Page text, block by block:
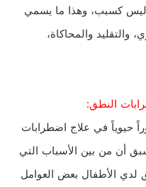
كسبب، وهذا ما يسمي
والتقليد والمحاكاة،
النطق:
حيوياً في علاج اضطرابات
أن من بين الأسباب التي
الأطفال بعض العوامل